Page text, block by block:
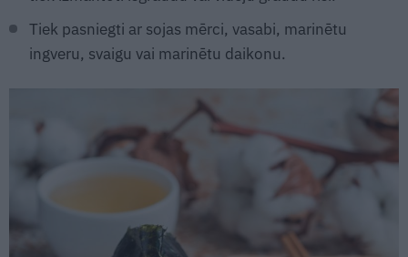
Tiek pasniegti ar sojas mērci, vasabi, marinētu
ingveru, svaigu vai marinētu daikonu.